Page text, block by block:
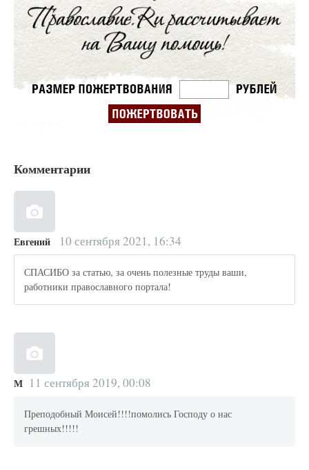
Комментарии
Евгений 10 сентября 2021, 16:34
СПАСИБО за статью, за очень полезные труды ваши,
работники православного портала!
М 11 сентября 2019, 00:08
Преподобный Моисей!!!!помолись Господу о нас
грешных!!!!!